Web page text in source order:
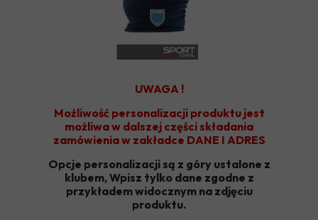
UWAGA !
Możliwość personalizacji produktu jest
możliwa w dalszej części składania
zamówienia w zakładce DANE I ADRES
Opcje personalizacji są z góry ustalone z
klubem, Wpisz tylko dane zgodne z
przykładem widocznym na zdjęciu
produktu.